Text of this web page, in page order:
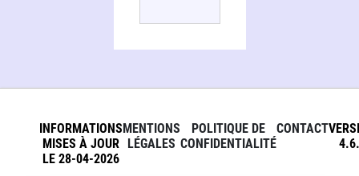
INFORMATIONS
MISES À JOUR
LE 28-04-2026
MENTIONS
LÉGALES
POLITIQUE DE
CONFIDENTIALITÉ
CONTACT